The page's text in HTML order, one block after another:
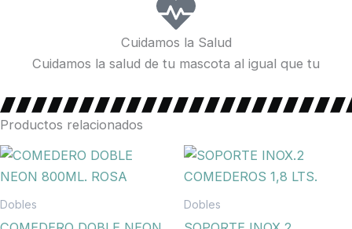
Cuidamos la Salud
Cuidamos la salud de tu mascota al igual que tu
Productos relacionados
Dobles Dobles